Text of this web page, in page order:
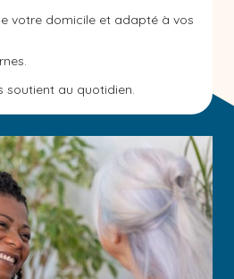
votre domicile et adapté à vos
soutient au quotidien.